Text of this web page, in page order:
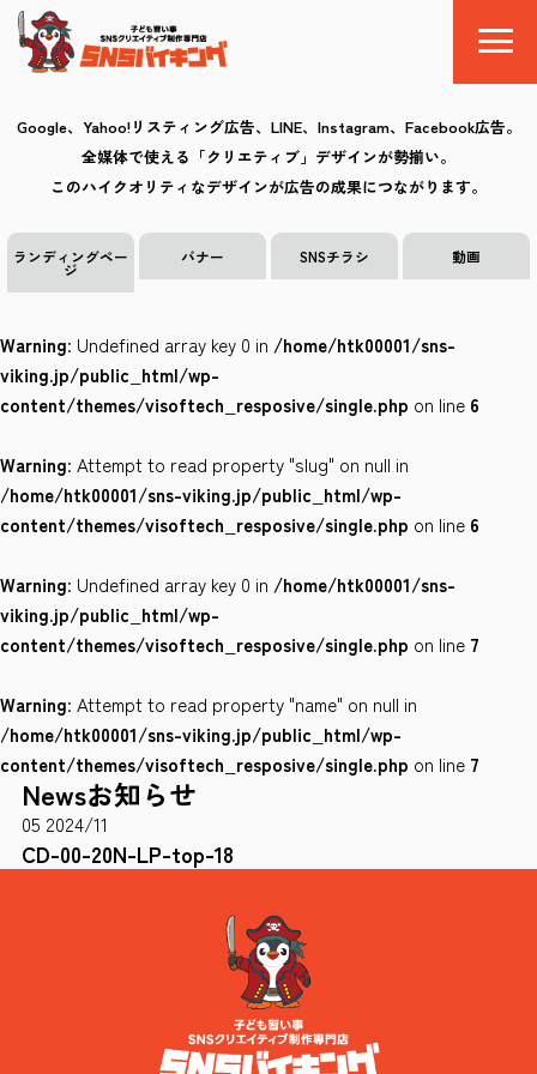
SNSバイキングとは
料金
制作の流れ
クリエイティブ
お気に入り
会社案内
サイトポリシー
0120-78-8169
［受付時間］ 9：00～18：00 ※土・日・祝祭日・年末年始は除く
お問い合わせはこちら
Google、Yahoo!リスティング広告、LINE、Instagram、Facebook広告。
全媒体で使える「クリエティブ」デザインが勢揃い。
このハイクオリティなデザインが広告の成果につながります。
ランディングペー
ジ
バナー SNSチラシ 動画
Warning: Undefined array key 0 in /home/htk00001/sns-
viking.jp/public_html/wp-
content/themes/visoftech_resposive/single.php on line 6
Warning: Attempt to read property "slug" on null in
/home/htk00001/sns-viking.jp/public_html/wp-
content/themes/visoftech_resposive/single.php on line 6
Warning: Undefined array key 0 in /home/htk00001/sns-
viking.jp/public_html/wp-
content/themes/visoftech_resposive/single.php on line 7
Warning: Attempt to read property "name" on null in
/home/htk00001/sns-viking.jp/public_html/wp-
content/themes/visoftech_resposive/single.php on line 7
Newsお知らせ
05 2024/11
CD-00-20N-LP-top-18